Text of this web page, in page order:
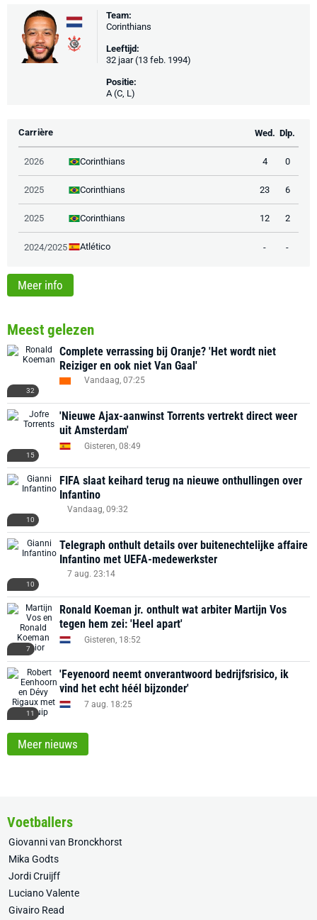
Team:
Corinthians
Leeftijd:
32 jaar (13 feb. 1994)
Positie:
A (C, L)
Carrière Wed. Dlp.
2026 Corinthians 4 0
2025 Corinthians 23 6
2025 Corinthians 12 2
2024/2025 Atlético - -
Meer info
Meest gelezen
32
Complete verrassing bij Oranje? 'Het wordt niet
Reiziger en ook niet Van Gaal'
Vandaag, 07:25
15
'Nieuwe Ajax-aanwinst Torrents vertrekt direct weer
uit Amsterdam'
Gisteren, 08:49
10
FIFA slaat keihard terug na nieuwe onthullingen over
Infantino
Vandaag, 09:32
10
Telegraph onthult details over buitenechtelijke affaire
Infantino met UEFA-medewerkster
7 aug. 23:14
7
Ronald Koeman jr. onthult wat arbiter Martijn Vos
tegen hem zei: 'Heel apart'
Gisteren, 18:52
11
'Feyenoord neemt onverantwoord bedrijfsrisico, ik
vind het echt héél bijzonder'
7 aug. 18:25
Meer nieuws
Voetballers
Giovanni van Bronckhorst
Mika Godts
Jordi Cruijff
Luciano Valente
Givairo Read